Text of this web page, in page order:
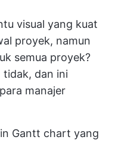
visual yang kuat
proyek, namun
semua proyek?
dan ini
manajer
Gantt chart yang